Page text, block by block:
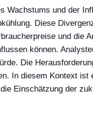
und der
Diese
und die
können.
Die
In diesem Kontext
Einschätzung der